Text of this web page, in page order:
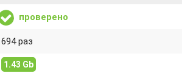
проверено
694 раз
1.43 Gb